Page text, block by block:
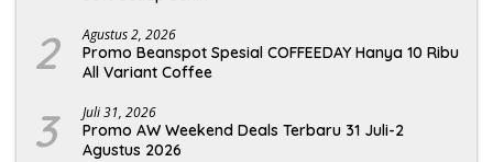
2 Agustus 2, 2026
Promo Beanspot Spesial COFFEEDAY Hanya 10 Ribu
All Variant Coffee
3 Juli 31, 2026
Promo AW Weekend Deals Terbaru 31 Juli-2
Agustus 2026